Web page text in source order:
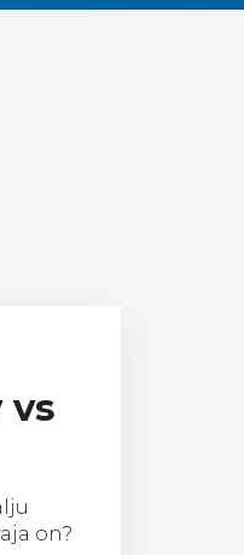
vs
on?